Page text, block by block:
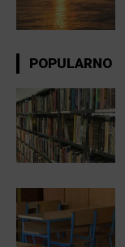
POPULARNO